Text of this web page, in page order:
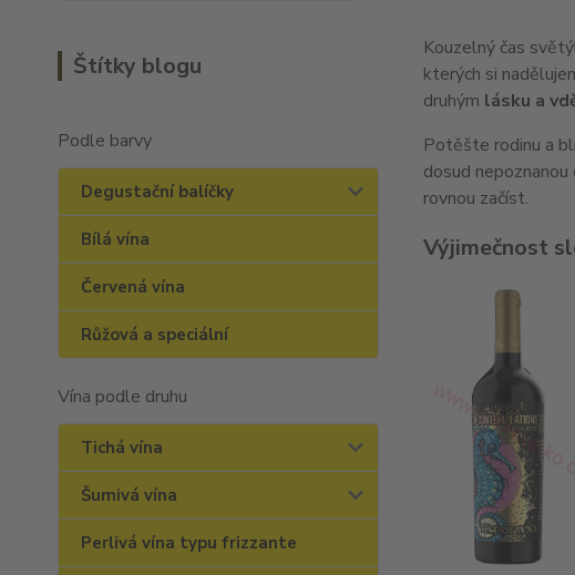
Štítky blogu
Podle barvy
Degustační balíčky
Bílá vína
Červená vína
Růžová a speciální
Vína podle druhu
Tichá vína
Šumivá vína
Perlivá vína typu frizzante
Kouzelný čas
kterých si
druhým lásku a
Potěšte rodinu a
dosud
rovnou začíst.
Výjimečnost